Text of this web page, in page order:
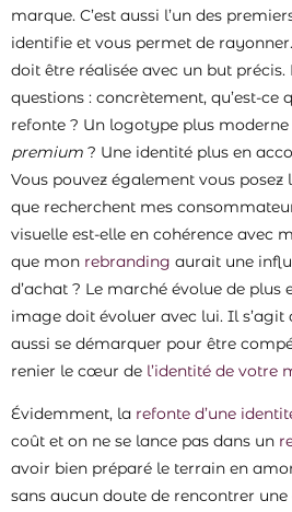
marque. C’est aussi l’un des
identifie et vous permet de
doit être réalisée avec un but précis.
questions : concrètement, qu’est-ce
refonte ? Un logotype plus
premium ? Une identité plus en
Vous pouvez également vous
que recherchent mes
visuelle est-elle en cohérence avec
que mon rebranding aurait une
d’achat ? Le marché évolue de plus
image doit évoluer avec lui. Il s’agit
aussi se démarquer pour être
renier le cœur de l’identité de votre
Évidemment, la refonte d’une
coût et on ne se lance pas dans un
avoir bien préparé le terrain en
sans aucun doute de rencontrer une